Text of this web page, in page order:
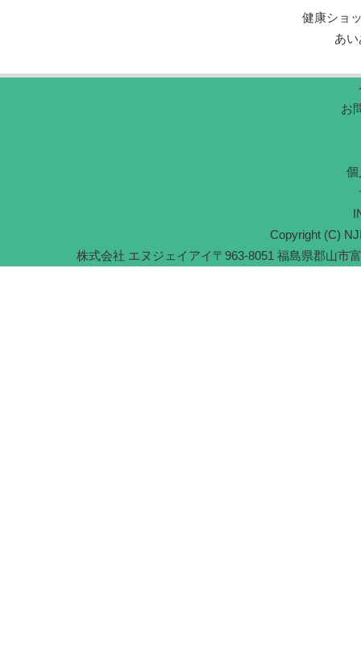
健康ショ
あ
お
個
Copyright (C)
株式会社 エヌジェイアイ〒963-8051 福島県郡山市